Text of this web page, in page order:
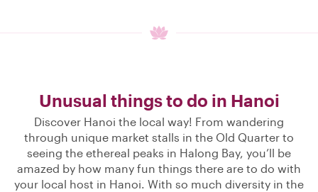
Unusual things to do in Hanoi
Discover Hanoi the local way! From wandering
through unique market stalls in the Old Quarter to
seeing the ethereal peaks in Halong Bay, you’ll be
amazed by how many fun things there are to do with
your local host in Hanoi. With so much diversity in the